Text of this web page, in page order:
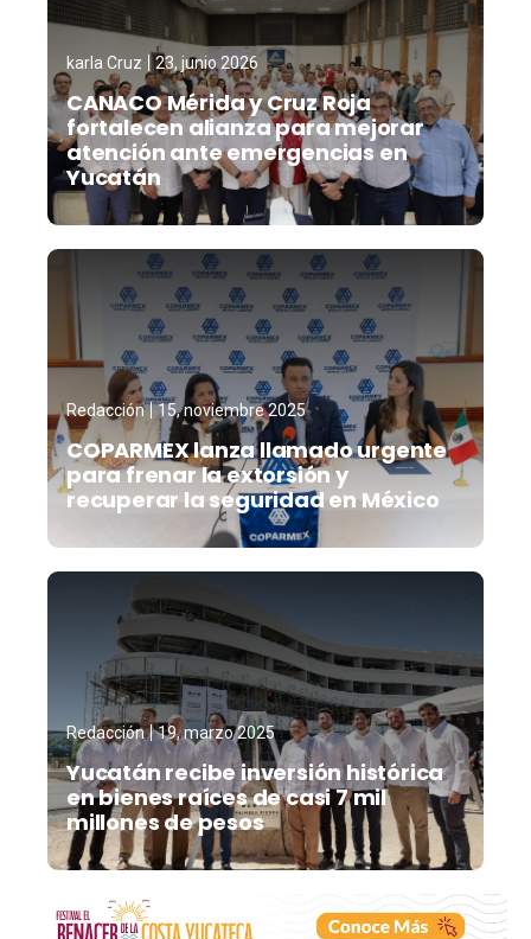
karla Cruz 23, junio 2026
CANACO Mérida y Cruz Roja
fortalecen alianza para mejorar
atención ante emergencias en
Yucatán
Redacción 15, noviembre 2025
COPARMEX lanza llamado urgente
para frenar la extorsión y
recuperar la seguridad en México
Redacción 19, marzo 2025
Yucatán recibe inversión histórica
en bienes raíces de casi 7 mil
millones de pesos